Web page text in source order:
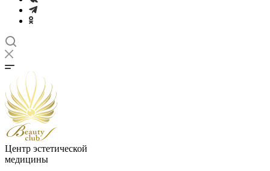
Центр эстетической
медицины